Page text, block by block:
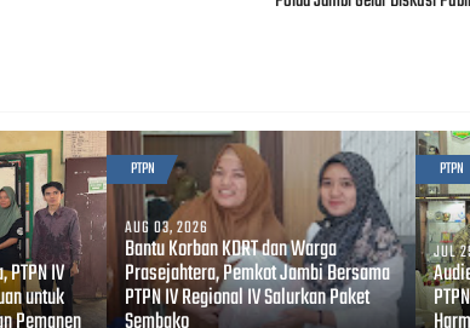
IV
untuk
PTPN
AUG 03, 2026
Bantu Korban KDRT dan Warga
Prasejahtera, Pemkot Jambi Bersama
PTPN IV Regional IV Salurkan Paket
PTPN
JUL